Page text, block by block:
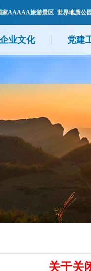
家AAAAA旅游景区 世界地质公
企业文化 党建
关于关